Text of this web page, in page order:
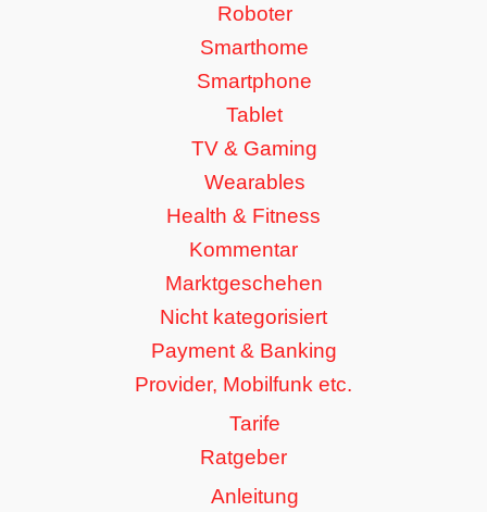
Roboter
Smarthome
Smartphone
Tablet
TV & Gaming
Wearables
Health & Fitness
Kommentar
Marktgeschehen
Nicht kategorisiert
Payment & Banking
Provider, Mobilfunk etc.
Tarife
Ratgeber
Anleitung